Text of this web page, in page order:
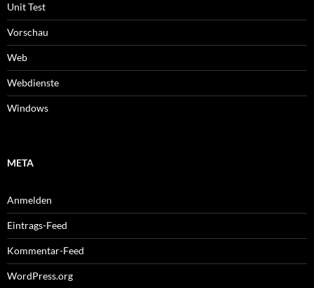
Unit Test
Vorschau
Web
Webdienste
Windows
META
Anmelden
Eintrags-Feed
Kommentar-Feed
WordPress.org